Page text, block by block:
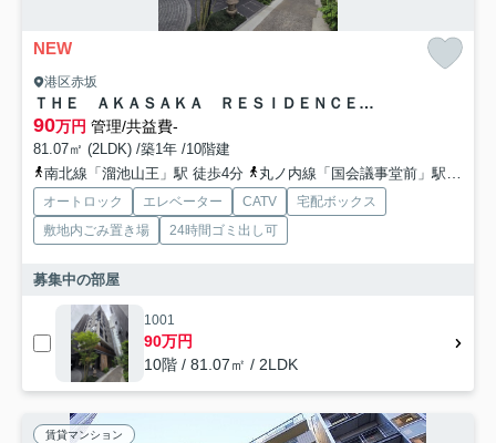
NEW
港区赤坂
ＴＨＥ ＡＫＡＳＡＫＡ ＲＥＳＩＤＥＮＣＥ Ｓ．Ｏ．Ａ． －ｓｐｉｒｉ
90万円 管理/共益費-
81.07㎡ (2LDK) /築1年 /10階建
南北線「溜池山王」駅 徒歩4分
丸ノ内線「国会議事堂前」駅 徒歩6分
オートロック エレベーター CATV
宅配ボックス
敷地内ごみ置き場
24時間ゴミ出し可
募集中の部屋
1001
90万円
10階 / 81.07㎡ / 2LDK
賃貸マンション